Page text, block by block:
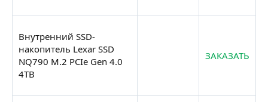
Внутренний SSD-
накопитель Lexar SSD
NQ790 M.2 PCIe Gen 4.0
4TB
ЗАКАЗАТЬ